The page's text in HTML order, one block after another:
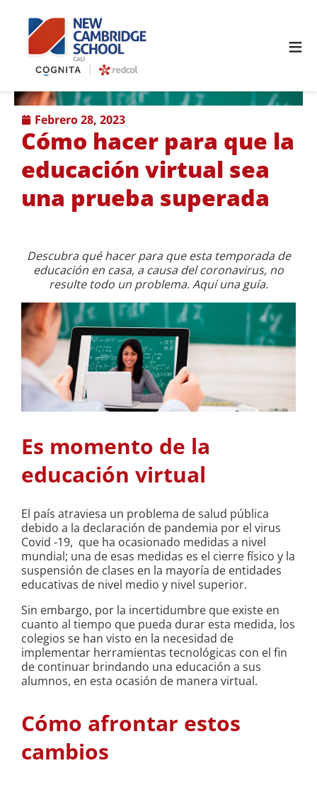
≡
febrero 28, 2023
Cómo hacer para que la
educación virtual sea
una prueba superada
Descubra qué hacer para que esta temporada de
educación en casa, a causa del coronavirus, no
resulte todo un problema. Aquí una guía.
Es momento de la
educación virtual
El país atraviesa un problema de salud pública
debido a la declaración de pandemia por el virus
Covid -19, que ha ocasionado medidas a nivel
mundial; una de esas medidas es el cierre físico y la
suspensión de clases en la mayoría de entidades
educativas de nivel medio y nivel superior.
Sin embargo, por la incertidumbre que existe en
cuanto al tiempo que pueda durar esta medida, los
colegios se han visto en la necesidad de
implementar herramientas tecnológicas con el fin
de continuar brindando una educación a sus
alumnos, en esta ocasión de manera virtual.
Cómo afrontar estos
cambios